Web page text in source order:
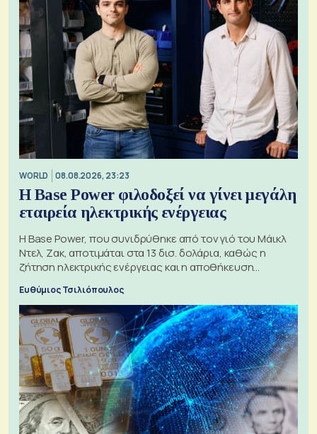
WORLD 08.08.2026, 23:23
Η Base Power φιλοδοξεί να γίνει μεγάλη
εταιρεία ηλεκτρικής ενέργειας
Η Base Power, που συνιδρύθηκε από τον γιό του Μάικλ
Ντελ, Ζακ, αποτιμάται στα 13 δισ. δολάρια, καθώς η
ζήτηση ηλεκτρικής ενέργειας και η αποθήκευση
Ευθύμιος Τσιλιόπουλος